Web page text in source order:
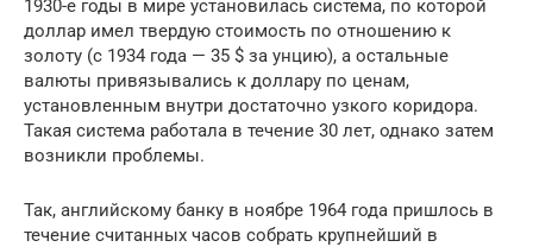
1930-е годы в мире установилась система, по которой
доллар имел твердую стоимость по отношению к
золоту (с 1934 года — 35 $ за унцию), а остальные
валюты привязывались к доллару по ценам,
установленным внутри достаточно узкого коридора.
Такая система работала в течение 30 лет, однако затем
возникли проблемы.
Так, английскому банку в ноябре 1964 года пришлось в
течение считанных часов собрать крупнейший в